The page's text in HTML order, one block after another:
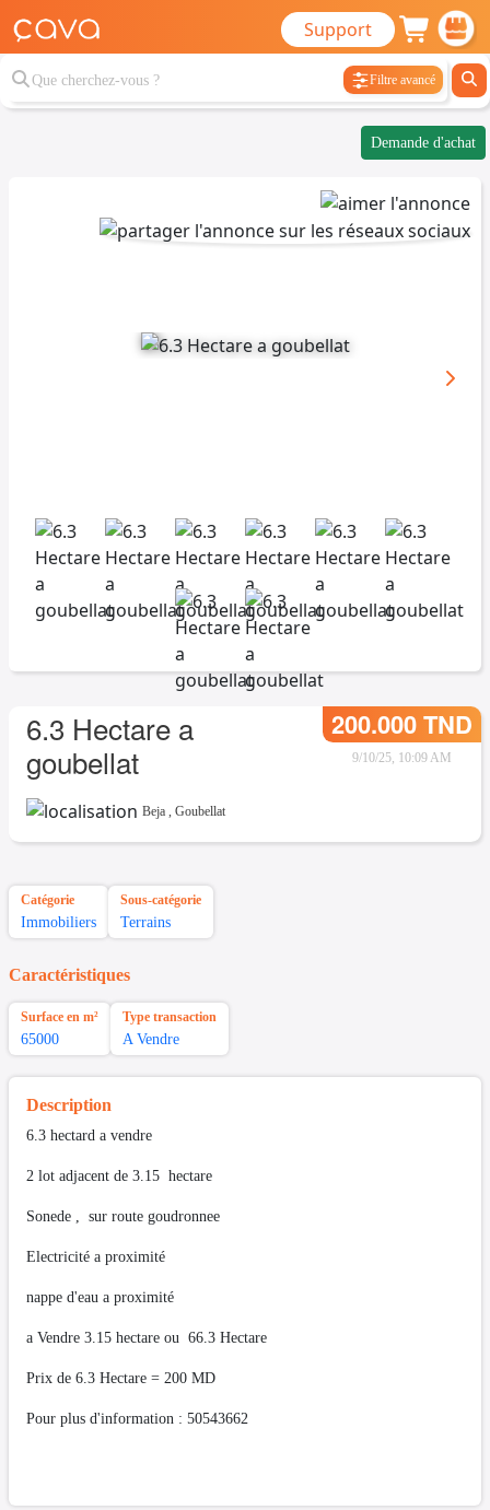
Support
Filtre avancé
Demande d'achat
6.3 Hectare a
goubellat
200.000 TND
9/10/25, 10:09 AM
Beja , Goubellat
Catégorie
Immobiliers
Sous-catégorie
Terrains
Caractéristiques
Surface en m²
65000
Type transaction
A Vendre
Description
6.3 hectard a vendre
2 lot adjacent de 3.15 hectare
Sonede , sur route goudronnee
Electricité a proximité
nappe d'eau a proximité
a Vendre 3.15 hectare ou 66.3 Hectare
Prix de 6.3 Hectare = 200 MD
Pour plus d'information : 50543662